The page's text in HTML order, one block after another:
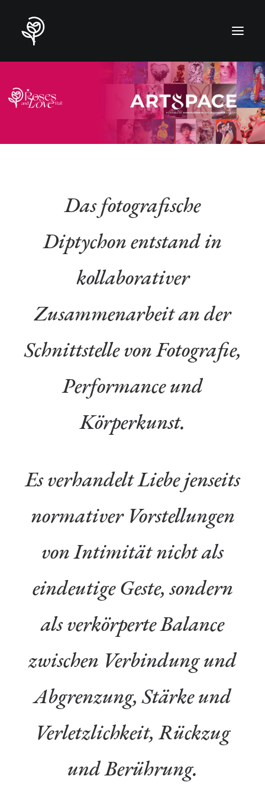
Das fotografische
Diptychon entstand in
kollaborativer
Zusammenarbeit an der
Schnittstelle von Fotografie,
Performance und
Körperkunst.
Es verhandelt Liebe jenseits
normativer Vorstellungen
von Intimität nicht als
eindeutige Geste, sondern
als verkörperte Balance
zwischen Verbindung und
Abgrenzung, Stärke und
Verletzlichkeit, Rückzug
und Berührung.